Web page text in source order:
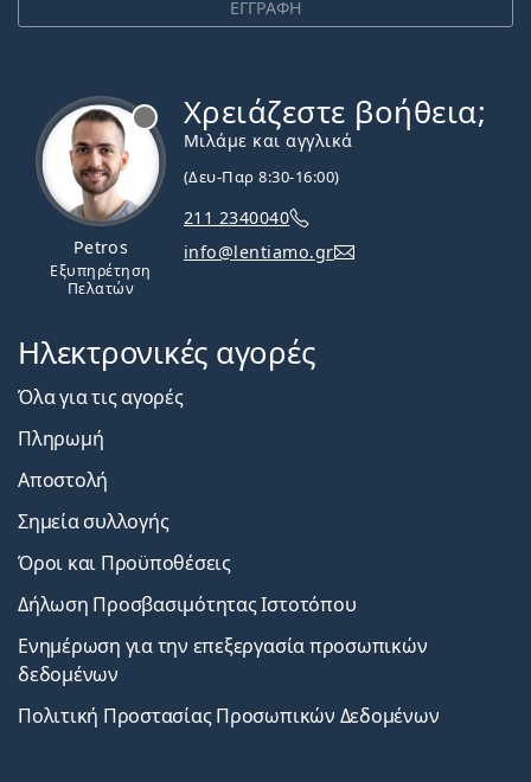
ΕΓΓΡΑΦΗ
Petros
Εξυπηρέτηση
Πελατών
Χρειάζεστε βοήθεια;
Μιλάμε και αγγλικά
(Δευ-Παρ 8:30-16:00)
211 2340040
info@lentiamo.gr
Ηλεκτρονικές αγορές
Όλα για τις αγορές
Πληρωμή
Αποστολή
Σημεία συλλογής
Όροι και Προϋποθέσεις
Δήλωση Προσβασιμότητας Ιστοτόπου
Ενημέρωση για την επεξεργασία προσωπικών
δεδομένων
Πολιτική Προστασίας Προσωπικών Δεδομένων